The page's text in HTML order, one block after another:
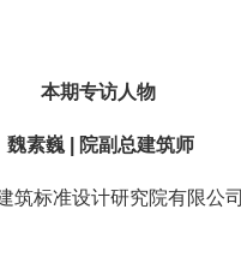
本期专访人物
魏素巍 | 院副总建筑师
筑标准设计研究院有限公司